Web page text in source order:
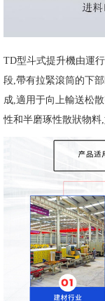
TD型斗式提升機由運
段,帶有拉緊滾筒的下
成,適用于向上輸送松
性和半磨琢性散狀物料